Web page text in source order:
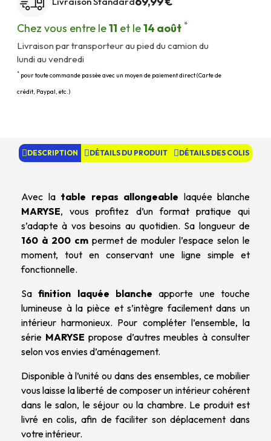
Chez vous entre le11 et le14 août *
Livraison par transporteur au pied du camion du
lundi au vendredi
* pour toute commande passée avec un moyen de paiement direct (Carte de
crédit, Paypal, etc.)
DESCRIPTION DÉTAILS DU PRODUIT DÉTAILS DES COLIS
Avec la table repas allongeable laquée blanche
MARYSE, vous profitez d’un format pratique qui
s’adapte à vos besoins au quotidien. Sa longueur de
160 à 200 cmpermet de moduler l’espace selon le
moment, tout en conservant une ligne simple et
fonctionnelle.
Safinition laquée blanche apporte une touche
lumineuse à la pièce et s’intègre facilement dans un
intérieur harmonieux. Pour compléter l’ensemble, la
série MARYSE propose d’autres meubles à consulter
selon vos envies d’aménagement.
Disponible à l’unité ou dans des ensembles, ce mobilier
vous laisse la liberté de composer un intérieur cohérent
dans le salon, le séjour ou la chambre. Le produit est
livré en colis, afin de faciliter son déplacement dans
votre intérieur.